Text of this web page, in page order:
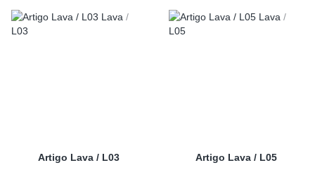
Artigo Lava / L03 Artigo Lava / L05